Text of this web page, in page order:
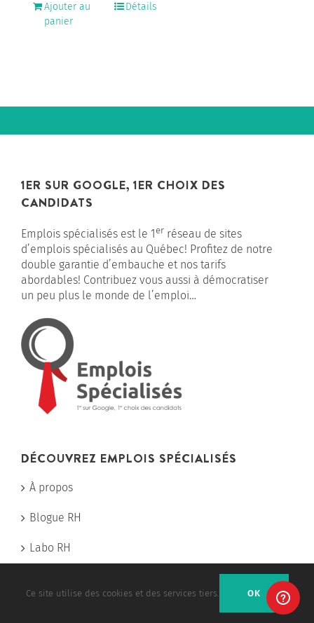
Ajouter au
panier
Détails
1ER SUR GOOGLE, 1ER CHOIX DES
CANDIDATS
Emplois spécialisés est le 1er réseau de sites
d’emplois spécialisés au Québec! Profitez de notre
double garantie d’embauche et nos tarifs
abordables! Contribuez vous aussi à démocratiser
un peu plus le monde de l’emploi…
DÉCOUVREZ EMPLOIS SPÉCIALISÉS
À propos
Blogue RH
Labo RH
Ce site utilise des cookies et des services tiers. OK